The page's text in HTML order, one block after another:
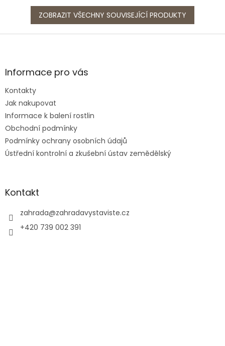
ZOBRAZIT VŠECHNY SOUVISEJÍCÍ PRODUKTY
Z
aInformace pro vás
Kontakty
Jak nakupovat
Informace k balení rostlin
Obchodní podmínky
Podmínky ochrany osobních údajů
Ústřední kontrolní a zkušební ústav zemědělský
Kontakt
zahrada@zahradavystaviste.cz
+420 739 002 391